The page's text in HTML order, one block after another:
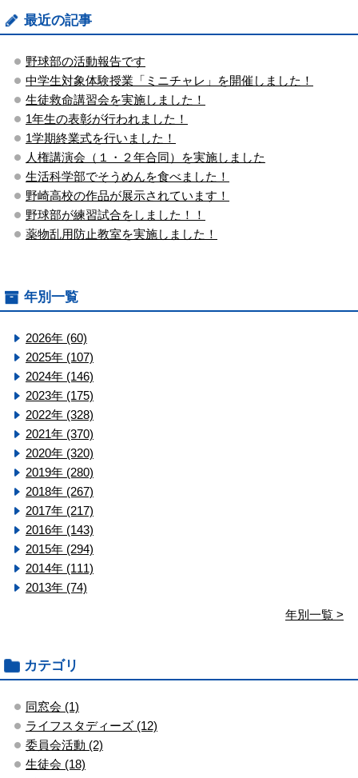
最近の記事
野球部の活動報告です
中学生対象体験授業「ミニチャレ」を開催しました！
生徒救命講習会を実施しました！
1年生の表彰が行われました！
1学期終業式を行いました！
人権講演会（１・２年合同）を実施しました
生活科学部でそうめんを食べました！
野崎高校の作品が展示されています！
野球部が練習試合をしました！！
薬物乱用防止教室を実施しました！
年別一覧
2026年 (60)
2025年 (107)
2024年 (146)
2023年 (175)
2022年 (328)
2021年 (370)
2020年 (320)
2019年 (280)
2018年 (267)
2017年 (217)
2016年 (143)
2015年 (294)
2014年 (111)
2013年 (74)
年別一覧 >
カテゴリ
同窓会 (1)
ライフスタディーズ (12)
委員会活動 (2)
生徒会 (18)